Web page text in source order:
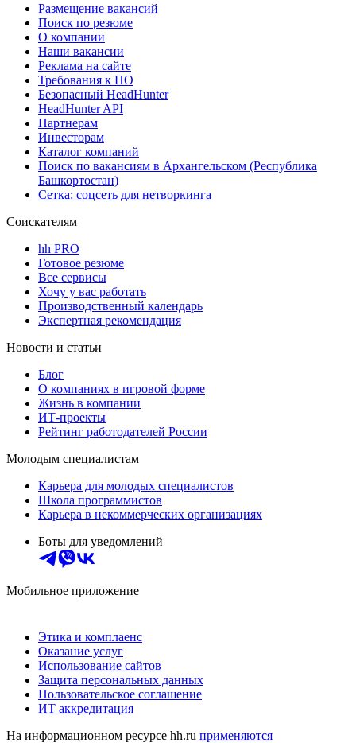
Размещение вакансий
Поиск по резюме
О компании
Наши вакансии
Реклама на сайте
Требования к ПО
Безопасный HeadHunter
HeadHunter API
Партнерам
Инвесторам
Каталог компаний
Поиск по вакансиям в Архангельском (Республика
Башкортостан)
Сетка: соцсеть для нетворкинга
Соискателям
hh PRO
Готовое резюме
Все сервисы
Хочу у вас работать
Производственный календарь
Экспертная рекомендация
Новости и статьи
Блог
О компаниях в игровой форме
Жизнь в компании
ИТ-проекты
Рейтинг работодателей России
Молодым специалистам
Карьера для молодых специалистов
Школа программистов
Карьера в некоммерческих организациях
Боты для уведомлений
Мобильное приложение
Этика и комплаенс
Оказание услуг
Использование сайтов
Защита персональных данных
Пользовательское соглашение
ИТ аккредитация
На информационном ресурсе hh.ru применяются